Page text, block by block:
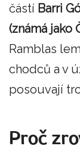
částí Barri
(známá jako
Ramblas
chodců a v
posouvají
Proč